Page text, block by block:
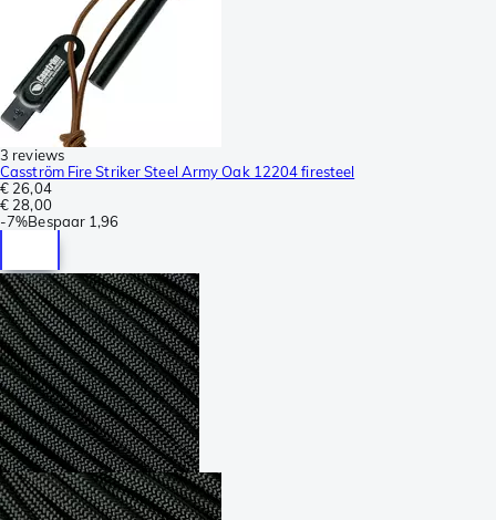
3 reviews
Casström Fire Striker Steel Army Oak 12204 firesteel
€ 26,04
€ 28,00
-7%Bespaar 1,96